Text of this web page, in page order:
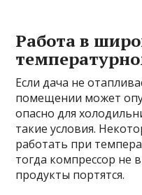
Работа в
Если дача не
помещении может
опасно для
такие условия.
работать при
тогда компрессор не
продукты портятся.